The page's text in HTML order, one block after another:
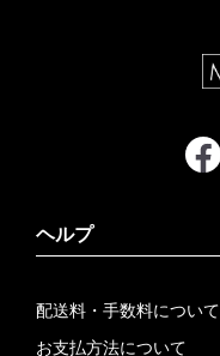
ヘルプ
配送料・手数料について
お支払方法について